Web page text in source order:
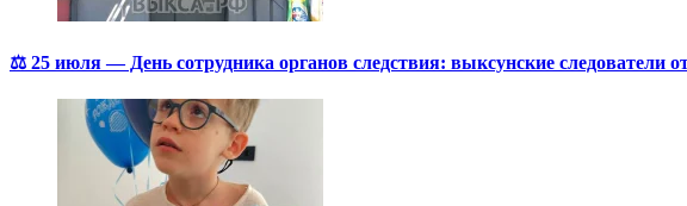
⚖️ 25 июля — День сотрудника органов следствия: выксунские следователи